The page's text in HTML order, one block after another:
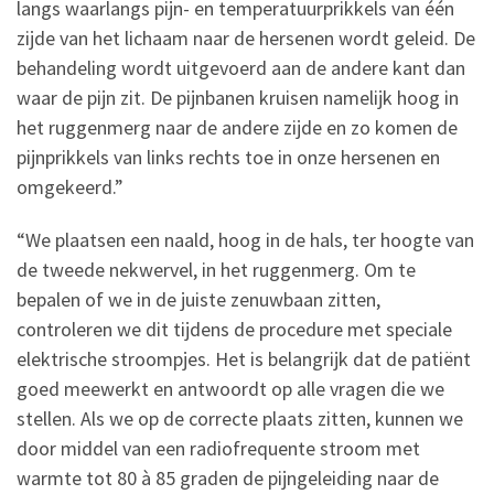
langs waarlangs pijn- en temperatuurprikkels van één
zijde van het lichaam naar de hersenen wordt geleid. De
behandeling wordt uitgevoerd aan de andere kant dan
waar de pijn zit. De pijnbanen kruisen namelijk hoog in
het ruggenmerg naar de andere zijde en zo komen de
pijnprikkels van links rechts toe in onze hersenen en
omgekeerd.”
“We plaatsen een naald, hoog in de hals, ter hoogte van
de tweede nekwervel, in het ruggenmerg. Om te
bepalen of we in de juiste zenuwbaan zitten,
controleren we dit tijdens de procedure met speciale
elektrische stroompjes. Het is belangrijk dat de patiënt
goed meewerkt en antwoordt op alle vragen die we
stellen. Als we op de correcte plaats zitten, kunnen we
door middel van een radiofrequente stroom met
warmte tot 80 à 85 graden de pijngeleiding naar de